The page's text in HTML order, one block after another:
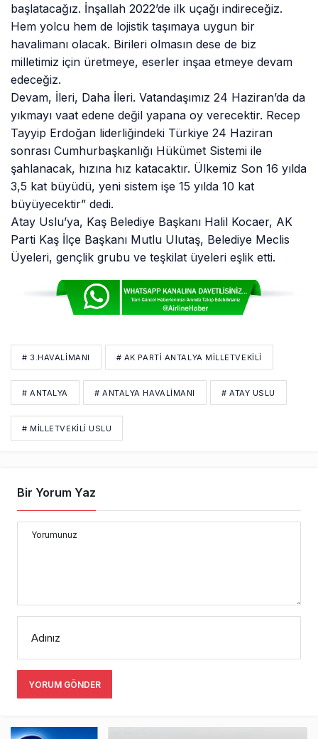
başlatacağız. İnşallah 2022’de ilk uçağı indireceğiz.
Hem yolcu hem de lojistik taşımaya uygun bir
havalimanı olacak. Birileri olmasın dese de biz
milletimiz için üretmeye, eserler inşaa etmeye devam
edeceğiz.
Devam, İleri, Daha İleri. Vatandaşımız 24 Haziran’da da
yıkmayı vaat edene değil yapana oy verecektir. Recep
Tayyip Erdoğan liderliğindeki Türkiye 24 Haziran
sonrası Cumhurbaşkanlığı Hükümet Sistemi ile
şahlanacak, hızına hız katacaktır. Ülkemiz Son 16 yılda
3,5 kat büyüdü, yeni sistem işe 15 yılda 10 kat
büyüyecektir” dedi.
Atay Uslu’ya, Kaş Belediye Başkanı Halil Kocaer, AK
Parti Kaş İlçe Başkanı Mutlu Ulutaş, Belediye Meclis
Üyeleri, gençlik grubu ve teşkilat üyeleri eşlik etti.
# 3.HAVALIMANI # AK PARTI ANTALYA MILLETVEKILI
# ANTALYA # ANTALYA HAVALIMANI # ATAY USLU
# MILLETVEKILI USLU
Bir Yorum Yaz
Yorumunuz
Adınız
YORUM GÖNDER